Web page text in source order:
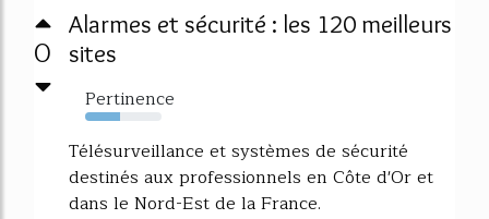
0
Alarmes et sécurité : les 120 meilleurs
sites
Pertinence
46%
Télésurveillance et systèmes de sécurité
destinés aux professionnels en Côte d'Or et
dans le Nord-Est de la France.